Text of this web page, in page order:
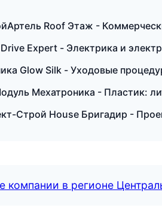
Roof Этаж -
Expert - Электрика и
Glow Silk - Уходовые
Мехатроника - Пластик:
Строй House Бригадир -
компании в регионе